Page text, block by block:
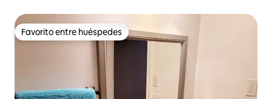
Favorito entre huéspedes
Favorito entre huéspedes